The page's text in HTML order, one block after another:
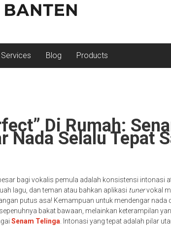
Services Blog Products
Di Rumah:
Nada Selalu Tepat
bagi vokalis pemula adalah konsistensi intonasi
lagu, dan teman atau bahkan aplikasi tunervokal
putus asa! Kemampuan untuk mendengar nada
bakat bawaan, melainkan keterampilan
Senam Telinga . Intonasi yang tepat adalah pilar